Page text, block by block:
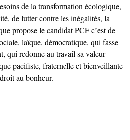
de la transformation écologique,
de lutter contre les inégalités, la
propose le candidat PCF c’est de
laïque, démocratique, qui fasse
qui redonne au travail sa valeur
pacifiste, fraternelle et bienveillante
au bonheur.